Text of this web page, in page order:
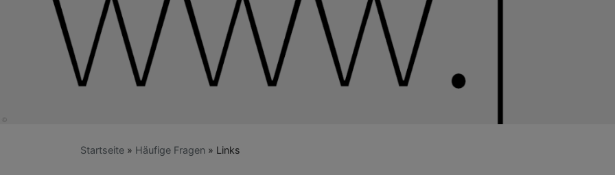
Startseite Häufige Fragen Links